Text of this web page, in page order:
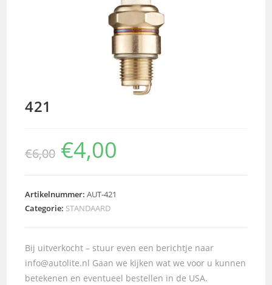
421
€6,00 €4,00
Artikelnummer:AUT-421
Categorie: STANDAARD
Bij uitverkocht – stuur even een berichtje naar
info@autolite.nl Gaan we kijken wat we voor u kunnen
betekenen en eventueel bestellen in de USA.